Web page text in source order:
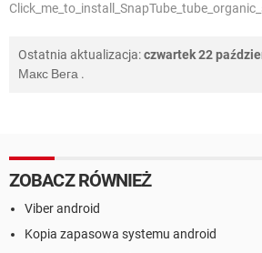
Ostatnia aktualizacja:czwartek 22
Макс Вега .
ZOBACZ RÓWNIEŻ
Viber android
Kopia zapasowa systemu android